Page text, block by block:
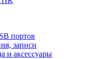
портов
записи
и аксессуары